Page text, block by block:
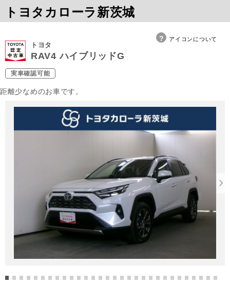
トヨタカローラ新茨城
アイコンについて
トヨタ
RAV4 ハイブリッドG
実車確認可能
距離少なめのお車です。